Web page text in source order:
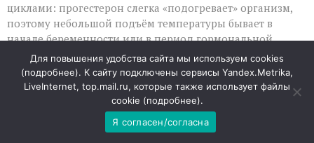
циклами: прогестерон слегка «подогревает» организм,
поэтому небольшой подъём температуры бывает в
начале беременности или в период гормональной
перестройки. В таких случаях отклонение от привычной
нормы — не болезнь, а реакция на внутренние или
внешние факторы.
Скрытые поводы для тревоги
Для повышения удобства сайта мы используем cookies
(подробнее). К сайту подключены сервисы Yandex.Metrika,
LiveInternet, top.mail.ru, которые также использует файлы
cookie (подробнее).
Я согласен/согласна